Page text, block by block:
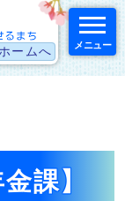
ームへ メニュー
課】